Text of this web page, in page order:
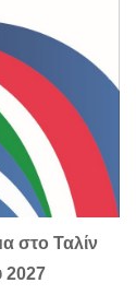
στο Ταλίν
2027